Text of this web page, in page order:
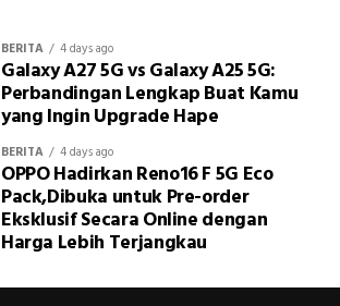
BERITA 4 days ago
Galaxy A27 5G vs Galaxy A25 5G:
Perbandingan Lengkap Buat Kamu
yang Ingin Upgrade Hape
BERITA 4 days ago
OPPO Hadirkan Reno16 F 5G Eco
Pack,Dibuka untuk Pre-order
Eksklusif Secara Online dengan
Harga Lebih Terjangkau